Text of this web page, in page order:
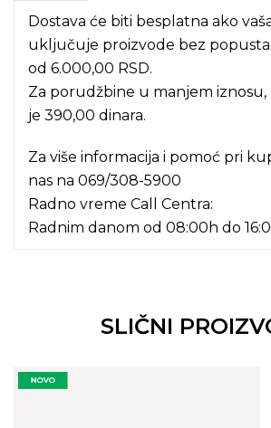
Dostava će biti besplatna ako
uključuje proizvode bez popusta
od 6.000,00 RSD.
Za porudžbine u manjem iznosu,
je 390,00 dinara.
Za više informacija i pomoć pri
nas na 069/308-5900
Radno vreme Call Centra:
Radnim danom od 08:00h do
SLIČNI